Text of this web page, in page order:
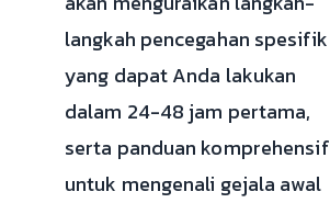
langkah pencegahan spesifik
yang dapat Anda lakukan
dalam 24-48 jam pertama,
serta panduan komprehensif
untuk mengenali gejala awal